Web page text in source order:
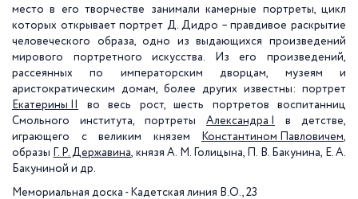
место в его творчестве занимали камерные портреты, цикл
которых открывает портрет Д. Дидро – правдивое раскрытие
человеческого образа, одно из выдающихся произведений
мирового портретного искусства. Из его произведений,
рассеянных по императорским дворцам, музеям и
аристократическим домам, более других известны: портрет
Екатерины II
во весь рост, шесть портретов воспитанниц
Смольного института, портреты Александра I
в детстве,
играющего с великим князем
Константином Павловичем,
образы Г. Р. Державина, князя А. М. Голицына, П. В. Бакунина, Е. А.
Бакуниной и др.
Мемориальная доска - Кадетская линия В.О., 23